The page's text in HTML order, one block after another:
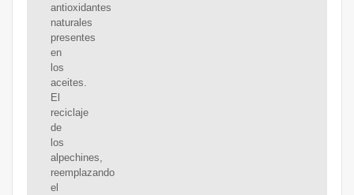
antioxidantes
naturales
presentes
en
los
aceites.
El
reciclaje
de
los
alpechines,
reemplazando
el